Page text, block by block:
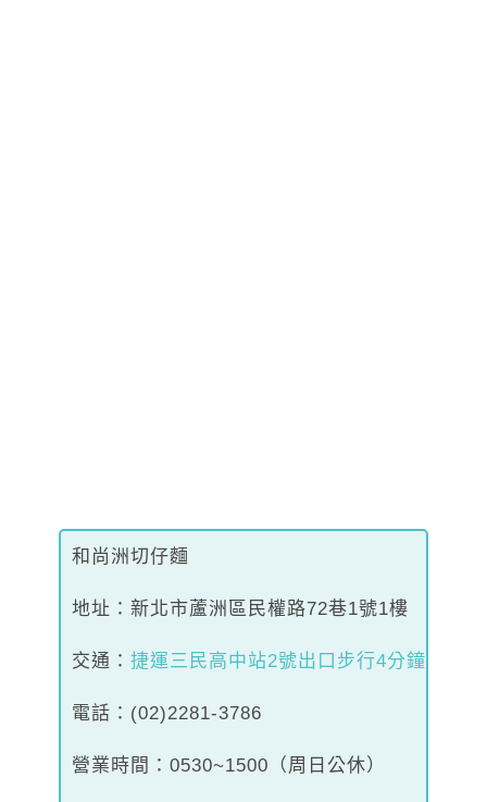
和尚洲切仔麵
地址：新北市蘆洲區民權路72巷1號1樓
交通： 捷運三民高中站2號出口步行4分鐘
電話：(02)2281-3786
營業時間：0530~1500（周日公休）